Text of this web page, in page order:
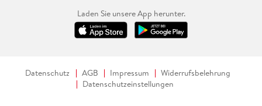
Laden Sie unsere App herunter.
Datenschutz AGB Impressum
Widerrufsbelehrung
Datenschutzeinstellungen